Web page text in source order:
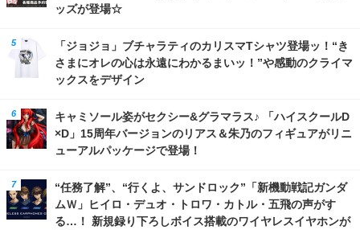
ッズが登場☆
「ジョジョ」ブチャラティのカリスマTシャツ登場ッ！“き
さまにオレの心は永遠にわかるまいッ！”や感動のクライマ
ックスをデザイン
キャミソール姿がセクシー&グラマラス♪ 「ハイスクールD
×D」15周年バージョンのリアス＆朱乃のフィギュアがリニ
ューアルパッケージで登場！
“任務了解”、“行くよ、サンドロック”「新機動戦記ガンダ
ムＷ」ヒイロ・デュオ・トロワ・カトル・五飛の声がす
る…！ 新規録り下ろしボイス搭載のワイヤレスイヤホンが